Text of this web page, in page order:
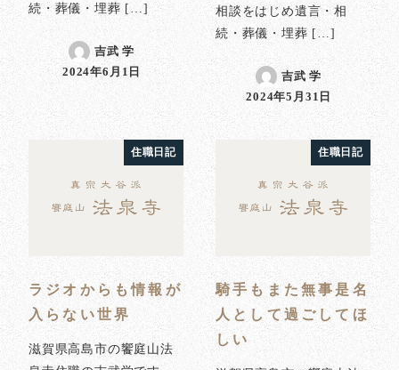
続・葬儀・埋葬 […]
吉武 学
投稿日
2024年6月1日
相談をはじめ遺言・相
続・葬儀・埋葬 […]
吉武 学
投稿日
2024年5月31日
住職日記
ラジオからも情報が
入らない世界
滋賀県高島市の饗庭山法
住職日記
騎手もまた無事是名
人として過ごしてほ
しい